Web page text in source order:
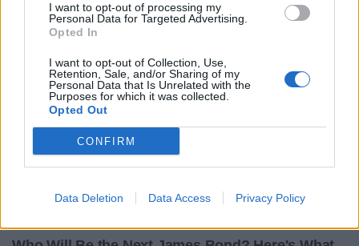
I want to opt-out of processing my
Personal Data for Targeted Advertising.
Opted In
I want to opt-out of Collection, Use,
Retention, Sale, and/or Sharing of my
Personal Data that Is Unrelated with the
Purposes for which it was collected.
Opted Out
CONFIRM
Data Deletion Data Access Privacy Policy